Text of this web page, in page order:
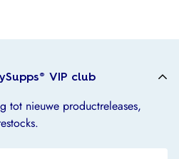
VIP club
tot nieuwe productreleases,